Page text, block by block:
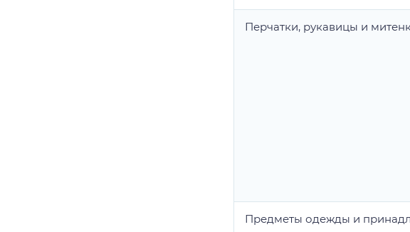
Перчатки, рукавицы и
Предметы одежды и